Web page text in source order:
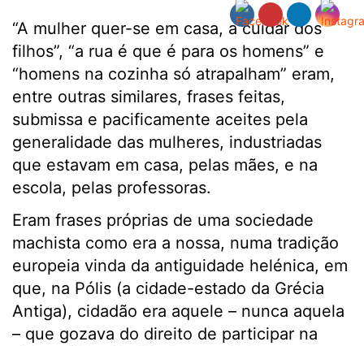
“A mulher quer-se em casa, a cuidar dos
filhos”, “a rua é que é para os homens” e
“homens na cozinha só atrapalham” eram,
entre outras similares, frases feitas,
submissa e pacificamente aceites pela
generalidade das mulheres, industriadas
que estavam em casa, pelas mães, e na
escola, pelas professoras.
Eram frases próprias de uma sociedade
machista como era a nossa, numa tradição
europeia vinda da antiguidade helénica, em
que, na Pólis (a cidade-estado da Grécia
Antiga), cidadão era aquele – nunca aquela
– que gozava do direito de participar na